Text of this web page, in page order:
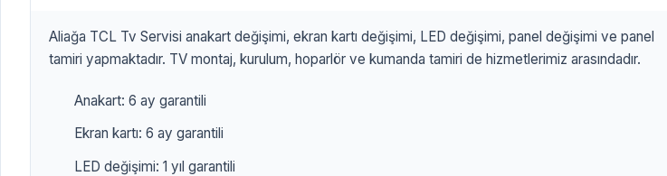
Aliağa TCL Tv Servisi anakart değişimi, ekran kartı değişimi, LED değişimi, panel değişimi ve panel
tamiri yapmaktadır. TV montaj, kurulum, hoparlör ve kumanda tamiri de hizmetlerimiz arasındadır.
Anakart: 6 ay garantili
Ekran kartı: 6 ay garantili
LED değişimi: 1 yıl garantili